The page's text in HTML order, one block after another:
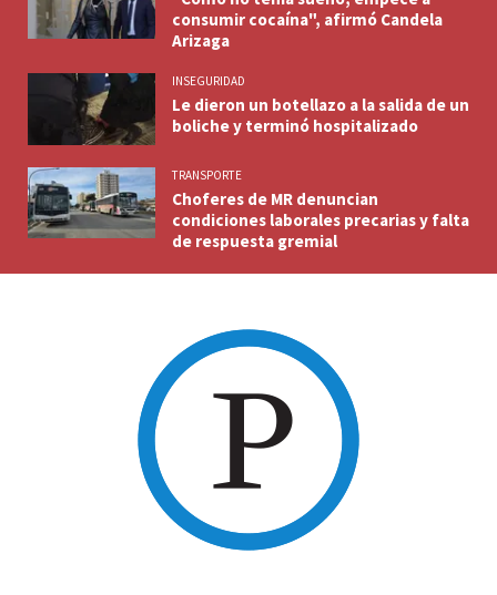
consumir cocaína", afirmó Candela
Arizaga
INSEGURIDAD
Le dieron un botellazo a la salida de un
boliche y terminó hospitalizado
TRANSPORTE
Choferes de MR denuncian
condiciones laborales precarias y falta
de respuesta gremial